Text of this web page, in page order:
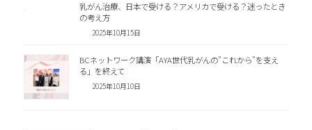
乳がん治療、日本で受ける？アメリカで受ける？迷ったとき
の考え方
2025年10月15日
BCネットワーク講演「AYA世代乳がんの"これから"を支え
る」を終えて
2025年10月10日